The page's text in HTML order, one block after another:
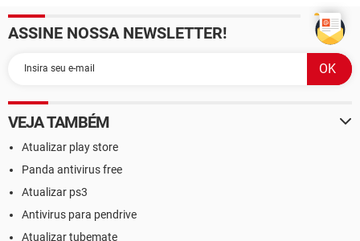
ASSINE NOSSA NEWSLETTER!
VEJA TAMBÉM
Atualizar play store
Panda antivirus free
Atualizar ps3
Antivirus para pendrive
Atualizar tubemate